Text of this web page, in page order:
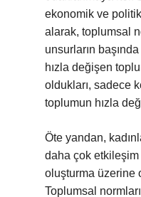
ekonomik ve
alarak, toplumsal
unsurların
hızla değişen
oldukları, sadece
toplumun hızla
Öte yandan,
daha çok etkileşim
oluşturma üzerine
Toplumsal